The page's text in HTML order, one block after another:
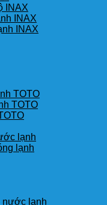
INAX
INAX
INAX
TOTO
TOTO
lạnh
lạnh
nước lạnh